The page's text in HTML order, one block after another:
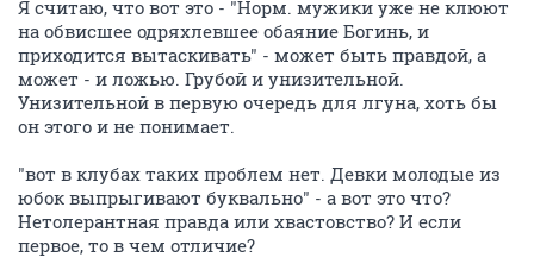
Я считаю, что вот это - "Норм. мужики уже не клюют
на обвисшее одряхлевшее обаяние Богинь, и
приходится вытаскивать" - может быть правдой, а
может - и ложью. Грубой и унизительной.
Унизительной в первую очередь для лгуна, хоть бы
он этого и не понимает.
"вот в клубах таких проблем нет. Девки молодые из
юбок выпрыгивают буквально" - а вот это что?
Нетолерантная правда или хвастовство? И если
первое, то в чем отличие?